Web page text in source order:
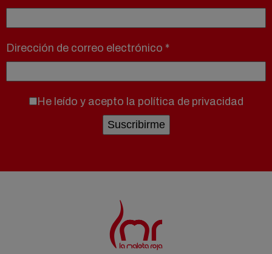
Dirección de correo electrónico *
He leído y acepto la política de privacidad